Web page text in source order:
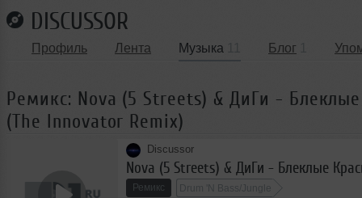
DISCUSSOR
Профиль Лента Музыка Блог
Ремикс: Nova (5 Streets) & ДиГи -
(The Innovator Remix)
Discussor
Ремикс Drum 'N Bass/Jungle